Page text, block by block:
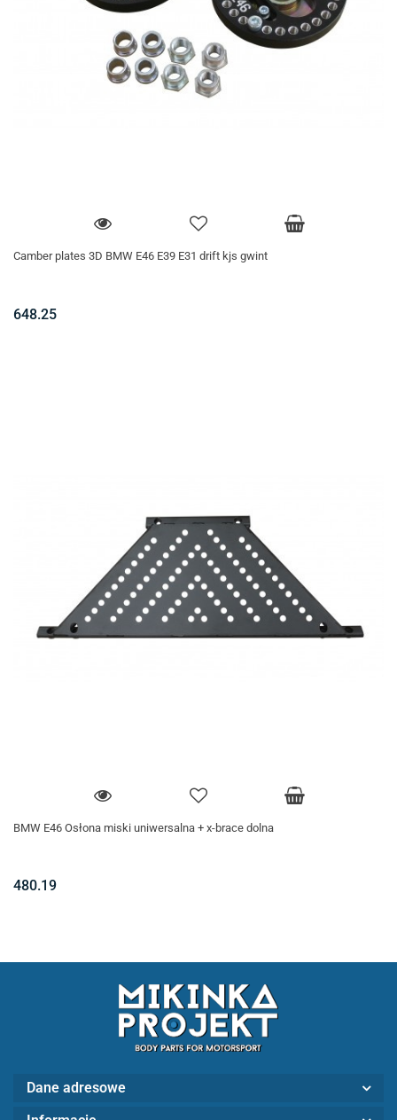
Camber plates 3D BMW E46 E39 E31 drift kjs gwint
648.25
BMW E46 Osłona miski uniwersalna + x-brace dolna
480.19
Dane adresowe